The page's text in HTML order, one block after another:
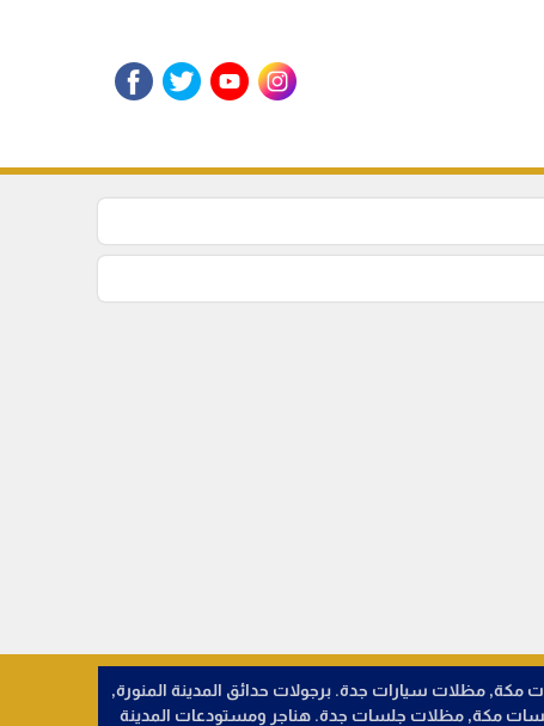
الطائف, مظلات سيارات مكة, مظلات سيارات جدة. برجولات حدائق المدينة المنورة,
مكة, مظلات جلسات جدة. هناجر ومستودعات المدينة